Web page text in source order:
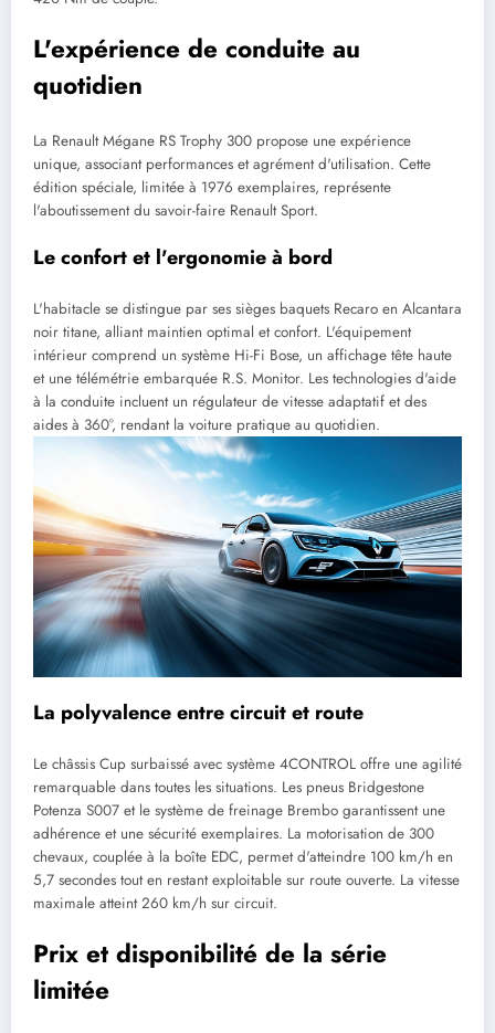
L'expérience de conduite au
quotidien
La Renault Mégane RS Trophy 300 propose une expérience
unique, associant performances et agrément d'utilisation. Cette
édition spéciale, limitée à 1976 exemplaires, représente
l'aboutissement du savoir-faire Renault Sport.
Le confort et l'ergonomie à bord
L'habitacle se distingue par ses sièges baquets Recaro en Alcantara
noir titane, alliant maintien optimal et confort. L'équipement
intérieur comprend un système Hi-Fi Bose, un affichage tête haute
et une télémétrie embarquée R.S. Monitor. Les technologies d'aide
à la conduite incluent un régulateur de vitesse adaptatif et des
aides à 360°, rendant la voiture pratique au quotidien.
La polyvalence entre circuit et route
Le châssis Cup surbaissé avec système 4CONTROL offre une agilité
remarquable dans toutes les situations. Les pneus Bridgestone
Potenza S007 et le système de freinage Brembo garantissent une
adhérence et une sécurité exemplaires. La motorisation de 300
chevaux, couplée à la boîte EDC, permet d'atteindre 100 km/h en
5,7 secondes tout en restant exploitable sur route ouverte. La vitesse
maximale atteint 260 km/h sur circuit.
Prix et disponibilité de la série
limitée